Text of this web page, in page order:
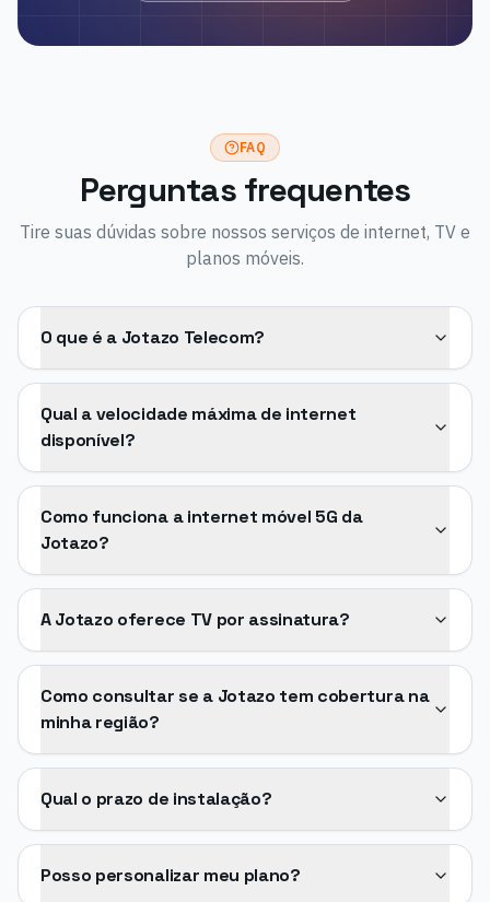
FAQ
Perguntas frequentes
Tire suas dúvidas sobre nossos serviços de internet, TV e
planos móveis.
O que é a Jotazo Telecom?
Qual a velocidade máxima de internet
disponível?
Como funciona a internet móvel 5G da
Jotazo?
A Jotazo oferece TV por assinatura?
Como consultar se a Jotazo tem cobertura na
minha região?
Qual o prazo de instalação?
Posso personalizar meu plano?